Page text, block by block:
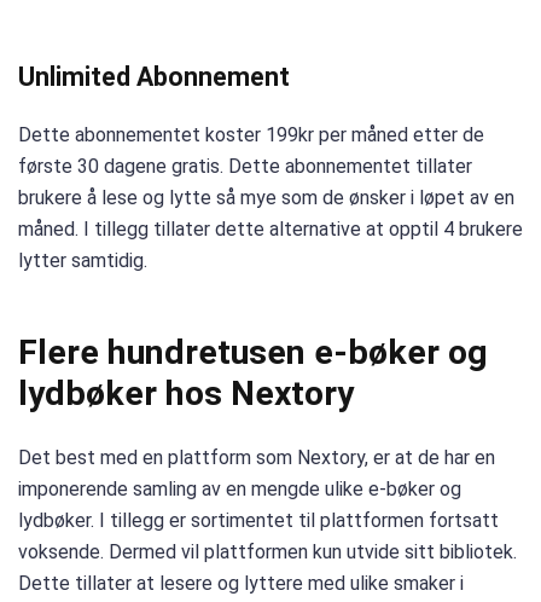
Unlimited Abonnement
Dette abonnementet koster 199kr per måned etter de
første 30 dagene gratis. Dette abonnementet tillater
brukere å lese og lytte så mye som de ønsker i løpet av en
måned. I tillegg tillater dette alternative at opptil 4 brukere
lytter samtidig.
Flere hundretusen e-bøker og
lydbøker hos Nextory
Det best med en plattform som Nextory, er at de har en
imponerende samling av en mengde ulike e-bøker og
lydbøker. I tillegg er sortimentet til plattformen fortsatt
voksende. Dermed vil plattformen kun utvide sitt bibliotek.
Dette tillater at lesere og lyttere med ulike smaker i